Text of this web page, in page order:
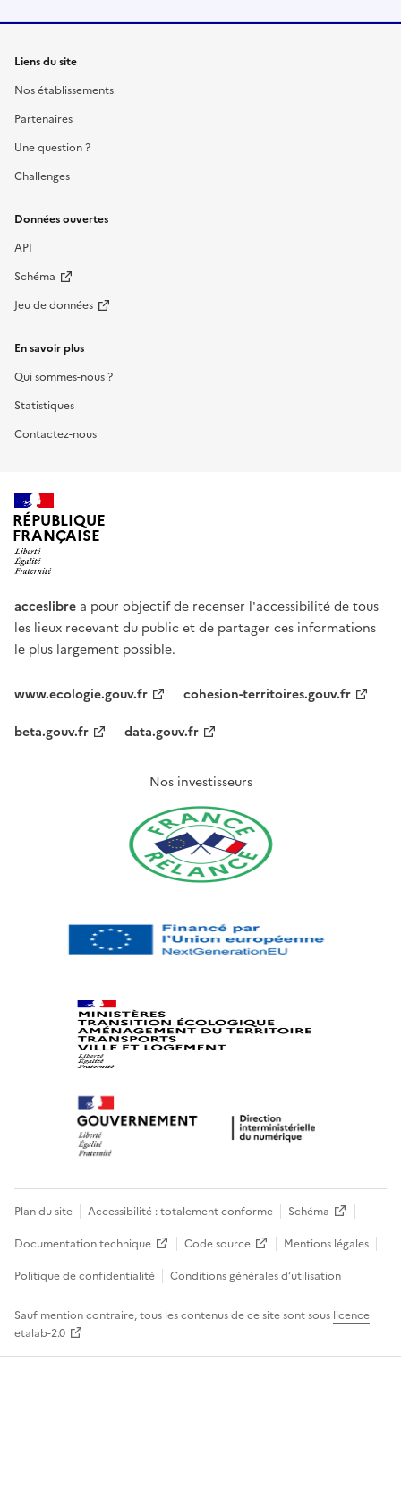
Liens du site
Nos établissements
Partenaires
Une question ?
Challenges
Données ouvertes
API
Schéma
Jeu de données
En savoir plus
Qui sommes-nous ?
Statistiques
Contactez-nous
RÉPUBLIQUE
FRANÇAISE
acceslibre a pour objectif de recenser l'accessibilité de tous
les lieux recevant du public et de partager ces informations
le plus largement possible.
www.ecologie.gouv.fr
cohesion-territoires.gouv.fr
beta.gouv.fr
data.gouv.fr
Nos investisseurs
Plan du site Accessibilité : totalement conforme
Schéma
Documentation technique
Code source
Mentions légales
Politique de confidentialité
Conditions générales d’utilisation
Sauf mention contraire, tous les contenus de ce site sont sous licence
etalab-2.0